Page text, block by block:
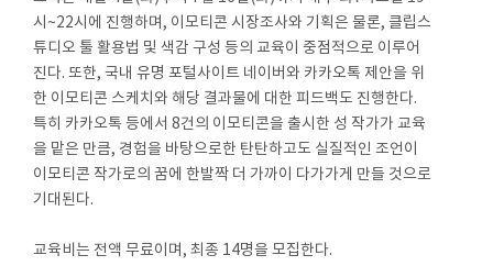
시~22시에 진행하며, 이모티콘 시장조사와 기획은 물론, 클립스
튜디오 툴 활용법 및 색감 구성 등의 교육이 중점적으로 이루어
진다. 또한, 국내 유명 포털사이트 네이버와 카카오톡 제안을 위
한 이모티콘 스케치와 해당 결과물에 대한 피드백도 진행한다.
특히 카카오톡 등에서 8건의 이모티콘을 출시한 성 작가가 교육
을 맡은 만큼, 경험을 바탕으로한 탄탄하고도 실질적인 조언이
이모티콘 작가로의 꿈에 한발짝 더 가까이 다가가게 만들 것으로
기대된다.
교육비는 전액 무료이며, 최종 14명을 모집한다.